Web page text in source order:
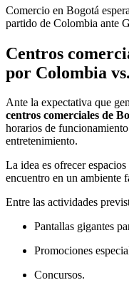
Comercio en Bogotá
partido de Colombia ante
Centros
por Colombia
Ante la expectativa que
centros comerciales de
horarios de
entretenimiento.
La idea es ofrecer
encuentro en un ambiente
Entre las actividades
Pantallas gigantes
Promociones
Concursos.